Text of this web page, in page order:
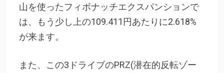
山を使ったフィボナッチエクスパンションで
は、もう少し上の109.411円あたりに2.618%
が来ます。
また、この3ドライブのPRZ(潜在的反転ゾー